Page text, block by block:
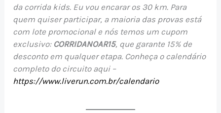
da corrida kids. Eu vou encarar os 30 km. Para
quem quiser participar, a maioria das provas está
com lote promocional e nós temos um cupom
exclusivo: CORRIDANOAR15, que garante 15% de
desconto em qualquer etapa. Conheça o calendário
completo do circuito aqui –
https://www.liverun.com.br/calendario